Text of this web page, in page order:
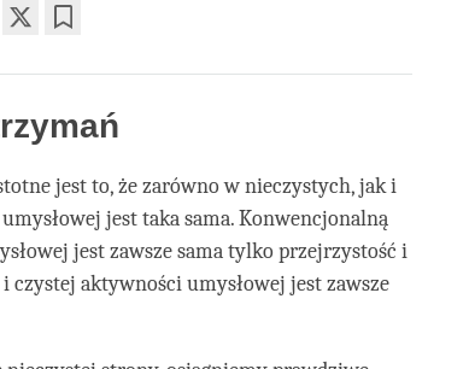
jest to, że zarówno w nieczystych, jak i
jest taka sama. Konwencjonalną
jest zawsze sama tylko przejrzystość i
czystej aktywności umysłowej jest zawsze